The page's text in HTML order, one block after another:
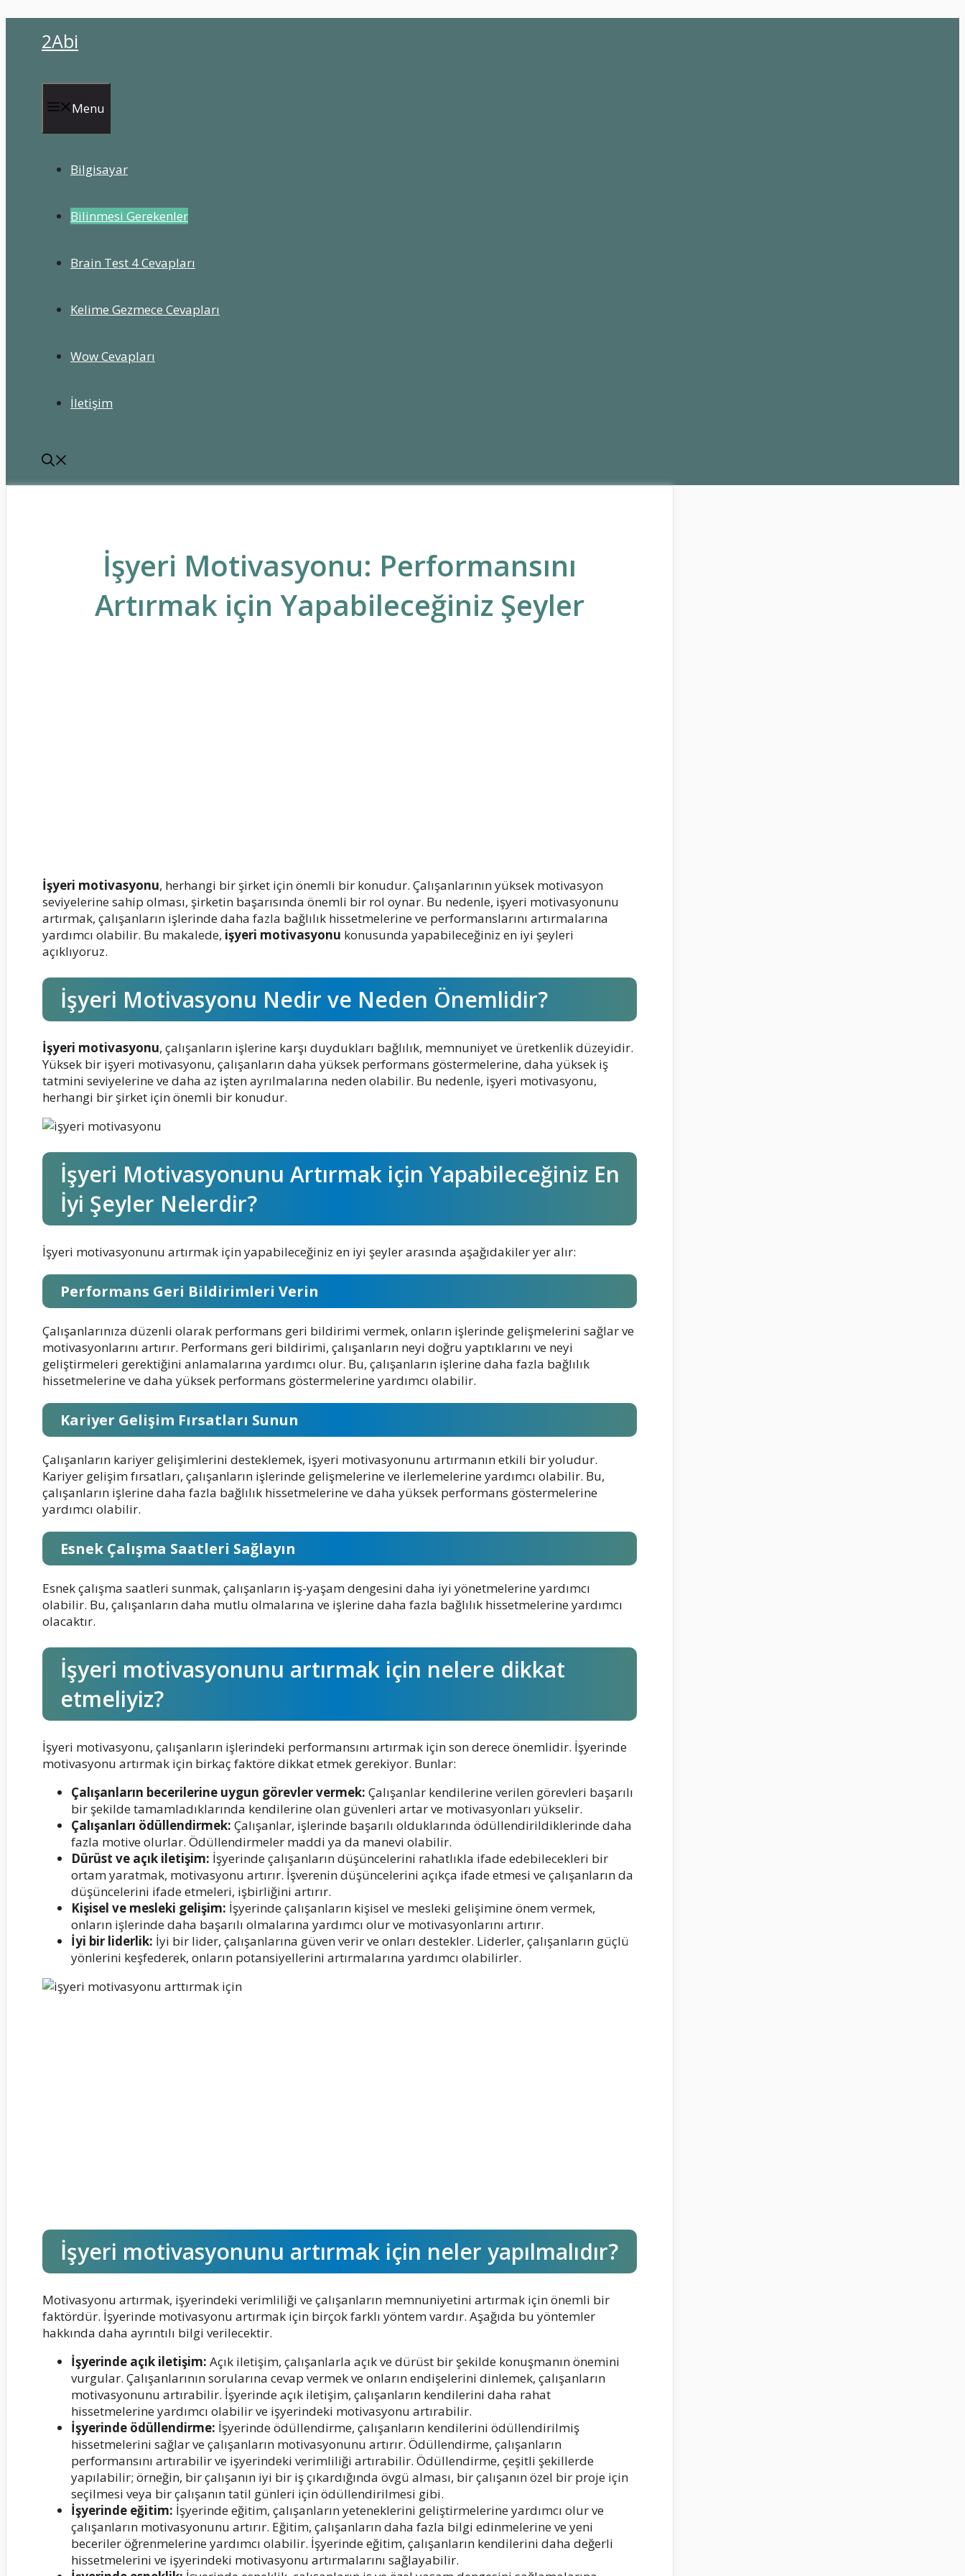
2Abi
Menu
Bilgisayar
Bilinmesi Gerekenler
Brain Test 4 Cevapları
Kelime Gezmece Cevapları
Wow Cevapları
İletişim
İşyeri Motivasyonu: Performansını
Artırmak için Yapabileceğiniz Şeyler
İşyeri motivasyonu, herhangi bir şirket için önemli bir konudur. Çalışanlarının yüksek motivasyon
seviyelerine sahip olması, şirketin başarısında önemli bir rol oynar. Bu nedenle, işyeri motivasyonunu
artırmak, çalışanların işlerinde daha fazla bağlılık hissetmelerine ve performanslarını artırmalarına
yardımcı olabilir. Bu makalede, işyeri motivasyonu konusunda yapabileceğiniz en iyi şeyleri
açıklıyoruz.
İşyeri Motivasyonu Nedir ve Neden Önemlidir?
İşyeri motivasyonu, çalışanların işlerine karşı duydukları bağlılık, memnuniyet ve üretkenlik düzeyidir.
Yüksek bir işyeri motivasyonu, çalışanların daha yüksek performans göstermelerine, daha yüksek iş
tatmini seviyelerine ve daha az işten ayrılmalarına neden olabilir. Bu nedenle, işyeri motivasyonu,
herhangi bir şirket için önemli bir konudur.
İşyeri Motivasyonunu Artırmak için Yapabileceğiniz En
İyi Şeyler Nelerdir?
İşyeri motivasyonunu artırmak için yapabileceğiniz en iyi şeyler arasında aşağıdakiler yer alır:
Performans Geri Bildirimleri Verin
Çalışanlarınıza düzenli olarak performans geri bildirimi vermek, onların işlerinde gelişmelerini sağlar ve
motivasyonlarını artırır. Performans geri bildirimi, çalışanların neyi doğru yaptıklarını ve neyi
geliştirmeleri gerektiğini anlamalarına yardımcı olur. Bu, çalışanların işlerine daha fazla bağlılık
hissetmelerine ve daha yüksek performans göstermelerine yardımcı olabilir.
Kariyer Gelişim Fırsatları Sunun
Çalışanların kariyer gelişimlerini desteklemek, işyeri motivasyonunu artırmanın etkili bir yoludur.
Kariyer gelişim fırsatları, çalışanların işlerinde gelişmelerine ve ilerlemelerine yardımcı olabilir. Bu,
çalışanların işlerine daha fazla bağlılık hissetmelerine ve daha yüksek performans göstermelerine
yardımcı olabilir.
Esnek Çalışma Saatleri Sağlayın
Esnek çalışma saatleri sunmak, çalışanların iş-yaşam dengesini daha iyi yönetmelerine yardımcı
olabilir. Bu, çalışanların daha mutlu olmalarına ve işlerine daha fazla bağlılık hissetmelerine yardımcı
olacaktır.
İşyeri motivasyonunu artırmak için nelere dikkat
etmeliyiz?
İşyeri motivasyonu, çalışanların işlerindeki performansını artırmak için son derece önemlidir. İşyerinde
motivasyonu artırmak için birkaç faktöre dikkat etmek gerekiyor. Bunlar:
Çalışanların becerilerine uygun görevler vermek: Çalışanlar kendilerine verilen görevleri başarılı
bir şekilde tamamladıklarında kendilerine olan güvenleri artar ve motivasyonları yükselir.
Çalışanları ödüllendirmek: Çalışanlar, işlerinde başarılı olduklarında ödüllendirildiklerinde daha
fazla motive olurlar. Ödüllendirmeler maddi ya da manevi olabilir.
Dürüst ve açık iletişim: İşyerinde çalışanların düşüncelerini rahatlıkla ifade edebilecekleri bir
ortam yaratmak, motivasyonu artırır. İşverenin düşüncelerini açıkça ifade etmesi ve çalışanların da
düşüncelerini ifade etmeleri, işbirliğini artırır.
Kişisel ve mesleki gelişim: İşyerinde çalışanların kişisel ve mesleki gelişimine önem vermek,
onların işlerinde daha başarılı olmalarına yardımcı olur ve motivasyonlarını artırır.
İyi bir liderlik: İyi bir lider, çalışanlarına güven verir ve onları destekler. Liderler, çalışanların güçlü
yönlerini keşfederek, onların potansiyellerini artırmalarına yardımcı olabilirler.
İşyeri motivasyonunu artırmak için neler yapılmalıdır?
Motivasyonu artırmak, işyerindeki verimliliği ve çalışanların memnuniyetini artırmak için önemli bir
faktördür. İşyerinde motivasyonu artırmak için birçok farklı yöntem vardır. Aşağıda bu yöntemler
hakkında daha ayrıntılı bilgi verilecektir.
İşyerinde açık iletişim: Açık iletişim, çalışanlarla açık ve dürüst bir şekilde konuşmanın önemini
vurgular. Çalışanlarının sorularına cevap vermek ve onların endişelerini dinlemek, çalışanların
motivasyonunu artırabilir. İşyerinde açık iletişim, çalışanların kendilerini daha rahat
hissetmelerine yardımcı olabilir ve işyerindeki motivasyonu artırabilir.
İşyerinde ödüllendirme: İşyerinde ödüllendirme, çalışanların kendilerini ödüllendirilmiş
hissetmelerini sağlar ve çalışanların motivasyonunu artırır. Ödüllendirme, çalışanların
performansını artırabilir ve işyerindeki verimliliği artırabilir. Ödüllendirme, çeşitli şekillerde
yapılabilir; örneğin, bir çalışanın iyi bir iş çıkardığında övgü alması, bir çalışanın özel bir proje için
seçilmesi veya bir çalışanın tatil günleri için ödüllendirilmesi gibi.
İşyerinde eğitim: İşyerinde eğitim, çalışanların yeteneklerini geliştirmelerine yardımcı olur ve
çalışanların motivasyonunu artırır. Eğitim, çalışanların daha fazla bilgi edinmelerine ve yeni
beceriler öğrenmelerine yardımcı olabilir. İşyerinde eğitim, çalışanların kendilerini daha değerli
hissetmelerini ve işyerindeki motivasyonu artırmalarını sağlayabilir.